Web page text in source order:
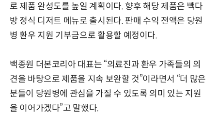
로 제품 완성도를 높일 계획이다. 향후 해당 제품은 빽다
방 정식 디저트 메뉴로 출시된다. 판매 수익 전액은 당원
병 환우 지원 기부금으로 활용할 예정이다.
백종원 더본코리아 대표는 “의료진과 환우 가족들의 의
견을 바탕으로 제품을 지속 보완할 것”이라면서 “더 많은
분들이 당원병에 관심을 가질 수 있도록 의미 있는 지원
을 이어가겠다”고 말했다.